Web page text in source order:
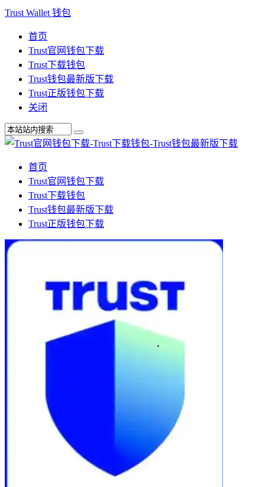
Trust Wallet 钱包
首页
Trust官网钱包下载
Trust下载钱包
Trust钱包最新版下载
Trust正版钱包下载
关闭
首页
Trust官网钱包下载
Trust下载钱包
Trust钱包最新版下载
Trust正版钱包下载